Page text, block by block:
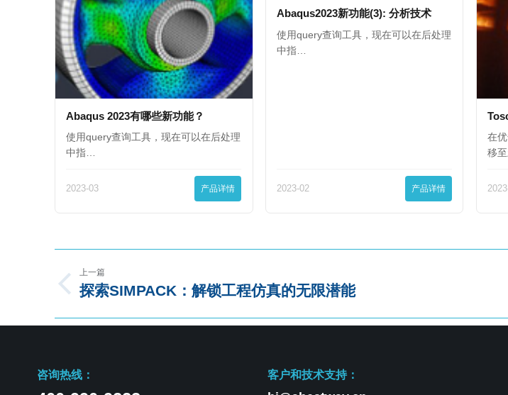
Abaqus 2023有哪些新功能？
使用query查询工具，现在可以在后处理
中指…
2023-03 产品详情
Abaqus2023新功能(3): 分析技术
使用query查询工具，现在可以在后处理
中指…
2023-02 产品详情
在
移
上一篇
探索SIMPACK：解锁工程仿真的无限潜能
咨询热线： 客户和技术支持：